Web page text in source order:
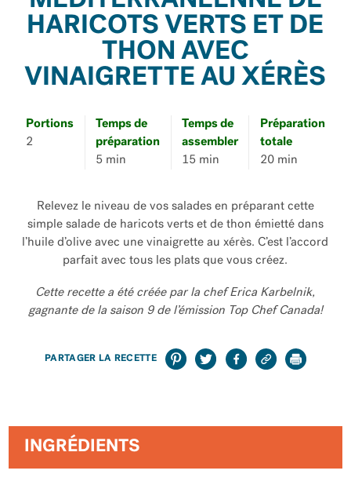
HARICOTS VERTS ET DE
THON AVEC
VINAIGRETTE AU XÉRÈS
Portions
2
Temps de
préparation
5 min
Temps de
assembler
15 min
Préparation
totale
20 min
Relevez le niveau de vos salades en préparant cette
simple salade de haricots verts et de thon émietté dans
l’huile d’olive avec une vinaigrette au xérès. C’est l’accord
parfait avec tous les plats que vous créez.
Cette recette a été créée par la chef Erica Karbelnik,
gagnante de la saison 9 de l’émission Top Chef Canada!
PARTAGER LA RECETTE
INGRÉDIENTS